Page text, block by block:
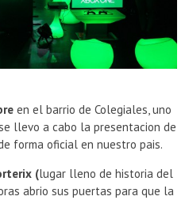
en el barrio de Colegiales, uno
llevo a cabo la presentacion de
forma oficial en nuestro pais.
(lugar lleno de historia del
abrio sus puertas para que la